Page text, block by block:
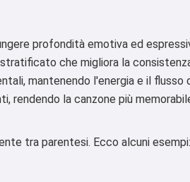
profondità emotiva ed
che migliora la
mantenendo l'energia e il flusso
rendendo la canzone più
tra parentesi. Ecco alcuni esempi: